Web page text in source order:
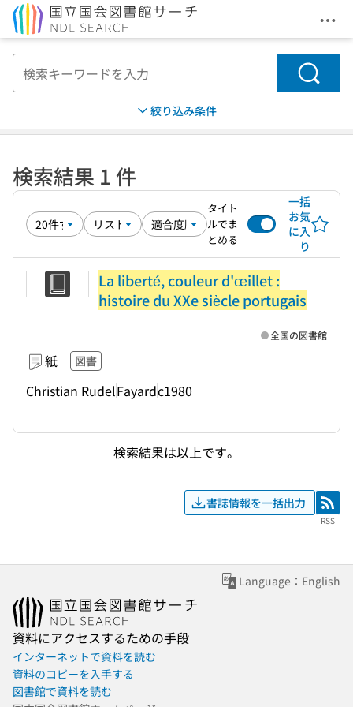
メ
検索
絞り込み条件
検索結果 1 件
タイト
ルでま
とめる
一括
お気
に入
り
La liberté, couleur d'œillet :
histoire du XXe siècle portugais
紙 図書
Christian RudelFayardc1980
全国の図書館
検索結果は以上です。
書誌情報を一括出力 RSS
RSS
Language：English
資料にアクセスするための手段
インターネットで資料を読む
資料のコピーを入手する
図書館で資料を読む